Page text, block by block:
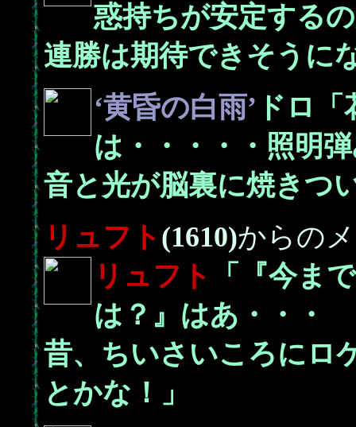
惑持ちが安定する
連勝は期待できそうに
‘黄昏の白雨’ ドロ
は・・・・・照明
音と光が脳裏に焼きつ
リュフト (1610)からの
リュフト
「『今ま
は？』はあ・・・
昔、ちいさいころにロ
とかな！」